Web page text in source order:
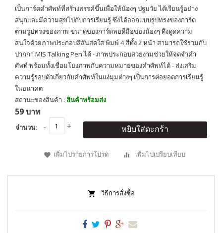
เป็นการ์ดคำศัพท์ที่สร้างสรรค์ขึ้นเพื่อให้น้องๆ ปฐมวัย ได้เรียนรู้อย่าง
สนุกและมีความสุขไปกับการเรียนรู้ ซึ่งได้ออกแบบรูปทรงของการ์ด
ตามรูปทรงของภาพ ขนาดของการ์ดพอดีมือของน้องๆ ดึงดูดความ
สนใจด้วยภาพประกอบสีสันสดใส พิมพ์ 4 สีทั้ง 2 หน้า สามารถใช้ร่วมกับ
ปากกา MIS Talking Pen ได้ - ภาพประกอบสวยงามช่วยให้จดจำคำ
ศัพท์ พร้อมทั้งเชื่อมโยงภาพกับความหมายของคำศัพท์ได้ - ส่งเสริม
ความรู้รอบตัวเกี่ยวกับคำศัพท์ในแง่มุมต่างๆ เป็นการต่อยอดการเรียนรู้
ในอนาคต
สถานะของสินค้า : สินค้าพร้อมส่ง
59 บาท
จำนวน: หยิบใส่ตะกร้า
เพิ่มไปรายการโปรด เพิ่มไปเปรียบเทียบ
วิธีการสั่งซื้อ